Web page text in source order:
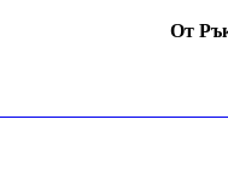
От